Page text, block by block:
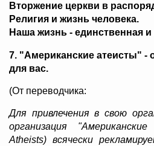
Вторжение церкви в
Религия и жизнь человека.
Наша жизнь - единственная
7. "Американские атеисты" -
для вас.
(От переводчика:
Для привлечения в свою
организация
Atheists) всячески